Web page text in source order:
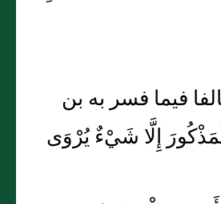
فيما فسر به بن
إِلَّا شَيْءٌ يُرْوَى